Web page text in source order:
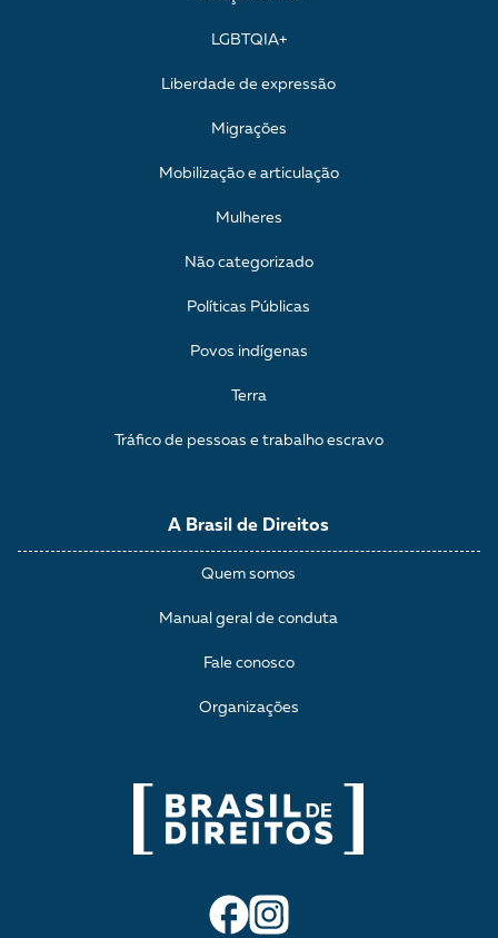
A Brasil de Direitos
Quem somos
Manual geral de conduta
Fale conosco
Organizações
LGBTQIA+
Liberdade de expressão
Migrações
Mobilização e articulação
Mulheres
Não categorizado
Políticas Públicas
Povos indígenas
Terra
Tráfico de pessoas e trabalho escravo